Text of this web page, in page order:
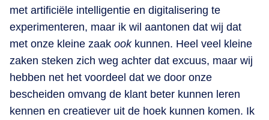
met artificiële intelligentie en digitalisering te
experimenteren, maar ik wil aantonen dat wij dat
met onze kleine zaak ook kunnen. Heel veel kleine
zaken steken zich weg achter dat excuus, maar wij
hebben net het voordeel dat we door onze
bescheiden omvang de klant beter kunnen leren
kennen en creatiever uit de hoek kunnen komen. Ik